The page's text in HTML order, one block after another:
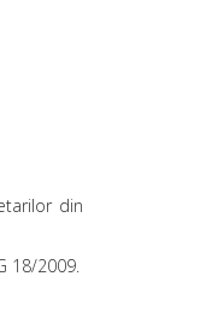
din
18/2009.